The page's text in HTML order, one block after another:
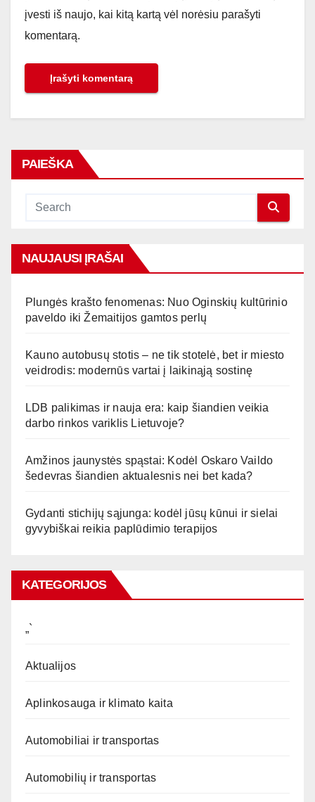
įvesti iš naujo, kai kitą kartą vėl norėsiu parašyti
komentarą.
PAIEŠKA
NAUJAUSI ĮRAŠAI
Plungės krašto fenomenas: Nuo Oginskių kultūrinio
paveldo iki Žemaitijos gamtos perlų
Kauno autobusų stotis – ne tik stotelė, bet ir miesto
veidrodis: modernūs vartai į laikinąją sostinę
LDB palikimas ir nauja era: kaip šiandien veikia
darbo rinkos variklis Lietuvoje?
Amžinos jaunystės spąstai: Kodėl Oskaro Vaildo
šedevras šiandien aktualesnis nei bet kada?
Gydanti stichijų sąjunga: kodėl jūsų kūnui ir sielai
gyvybiškai reikia paplūdimio terapijos
KATEGORIJOS
„`
Aktualijos
Aplinkosauga ir klimato kaita
Automobiliai ir transportas
Automobilių ir transportas